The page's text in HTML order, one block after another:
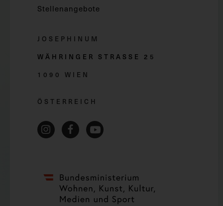
Stellenangebote
JOSEPHINUM
WÄHRINGER STRASSE 2 5
1090 WIEN
ÖSTERREICH